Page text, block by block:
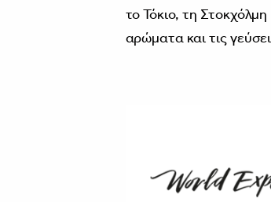
το Τόκιο, τη
αρώµατα και τις